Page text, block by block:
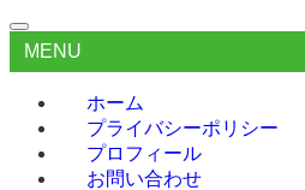
MENU
ホーム
プライバシーポリシー
プロフィール
お問い合わせ